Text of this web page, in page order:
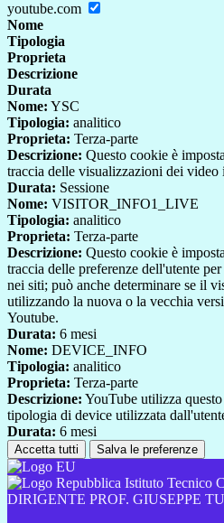
youtube.com
Nome
Tipologia
Proprieta
Descrizione
Durata
Nome: YSC
Tipologia: analitico
Proprieta: Terza-parte
Descrizione: Questo cookie è
traccia delle visualizzazioni dei video
Durata: Sessione
Nome: VISITOR_INFO1_LIVE
Tipologia: analitico
Proprieta: Terza-parte
Descrizione: Questo cookie è
traccia delle preferenze dell'utente
nei siti; può anche determinare se il
utilizzando la nuova o la vecchia
Youtube.
Durata: 6 mesi
Nome: DEVICE_INFO
Tipologia: analitico
Proprieta: Terza-parte
Descrizione: YouTube utilizza
tipologia di device utilizzata
Durata: 6 mesi
Accetta tutti Salva le preferenze
Istituto Tecnico
DIRIGENTE PROF. GIUSEPPE